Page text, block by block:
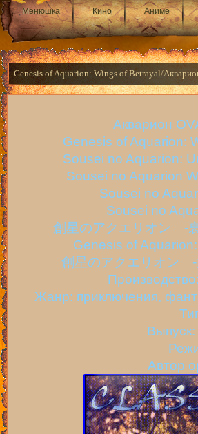
Менюшка Кино Аниме
Genesis of Aquarion: Wings of Betrayal/
Акварион
Genesis of Aquarion:
Sousei no Aquarion:
Sousei no Aquarion
Sousei no
Sousei no
創星のアクエリオン -
Genesis of
創星のアクエリオン
Жанр: приключения,
Автор